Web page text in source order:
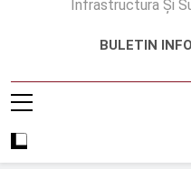
Infrastructura Și
BULETIN